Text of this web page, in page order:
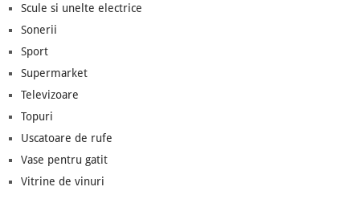
Scule si unelte electrice
Sonerii
Sport
Supermarket
Televizoare
Topuri
Uscatoare de rufe
Vase pentru gatit
Vitrine de vinuri